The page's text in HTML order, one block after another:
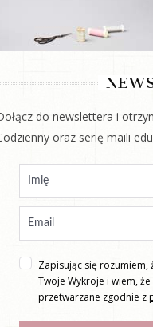
do newslettera i
oraz serię maili
Zapisując się
Twoje Wykroje i wiem,
przetwarzane zgodnie z